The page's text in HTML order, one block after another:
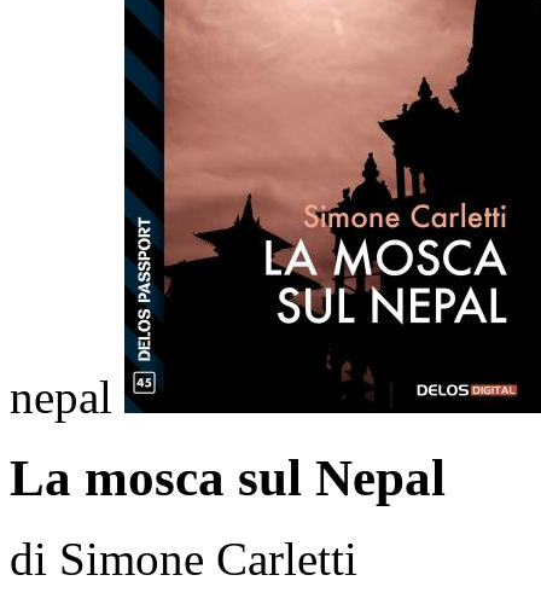
nepal
La mosca sul Nepal
di Simone Carletti